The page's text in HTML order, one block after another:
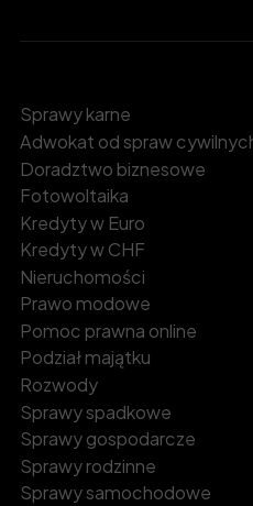
Sprawy karne
Adwokat od spraw
Doradztwo biznesowe
Fotowoltaika
Kredyty w Euro
Kredyty w CHF
Nieruchomości
Prawo modowe
Pomoc prawna online
Podział majątku
Rozwody
Sprawy spadkowe
Sprawy gospodarcze
Sprawy rodzinne
Sprawy samochodowe